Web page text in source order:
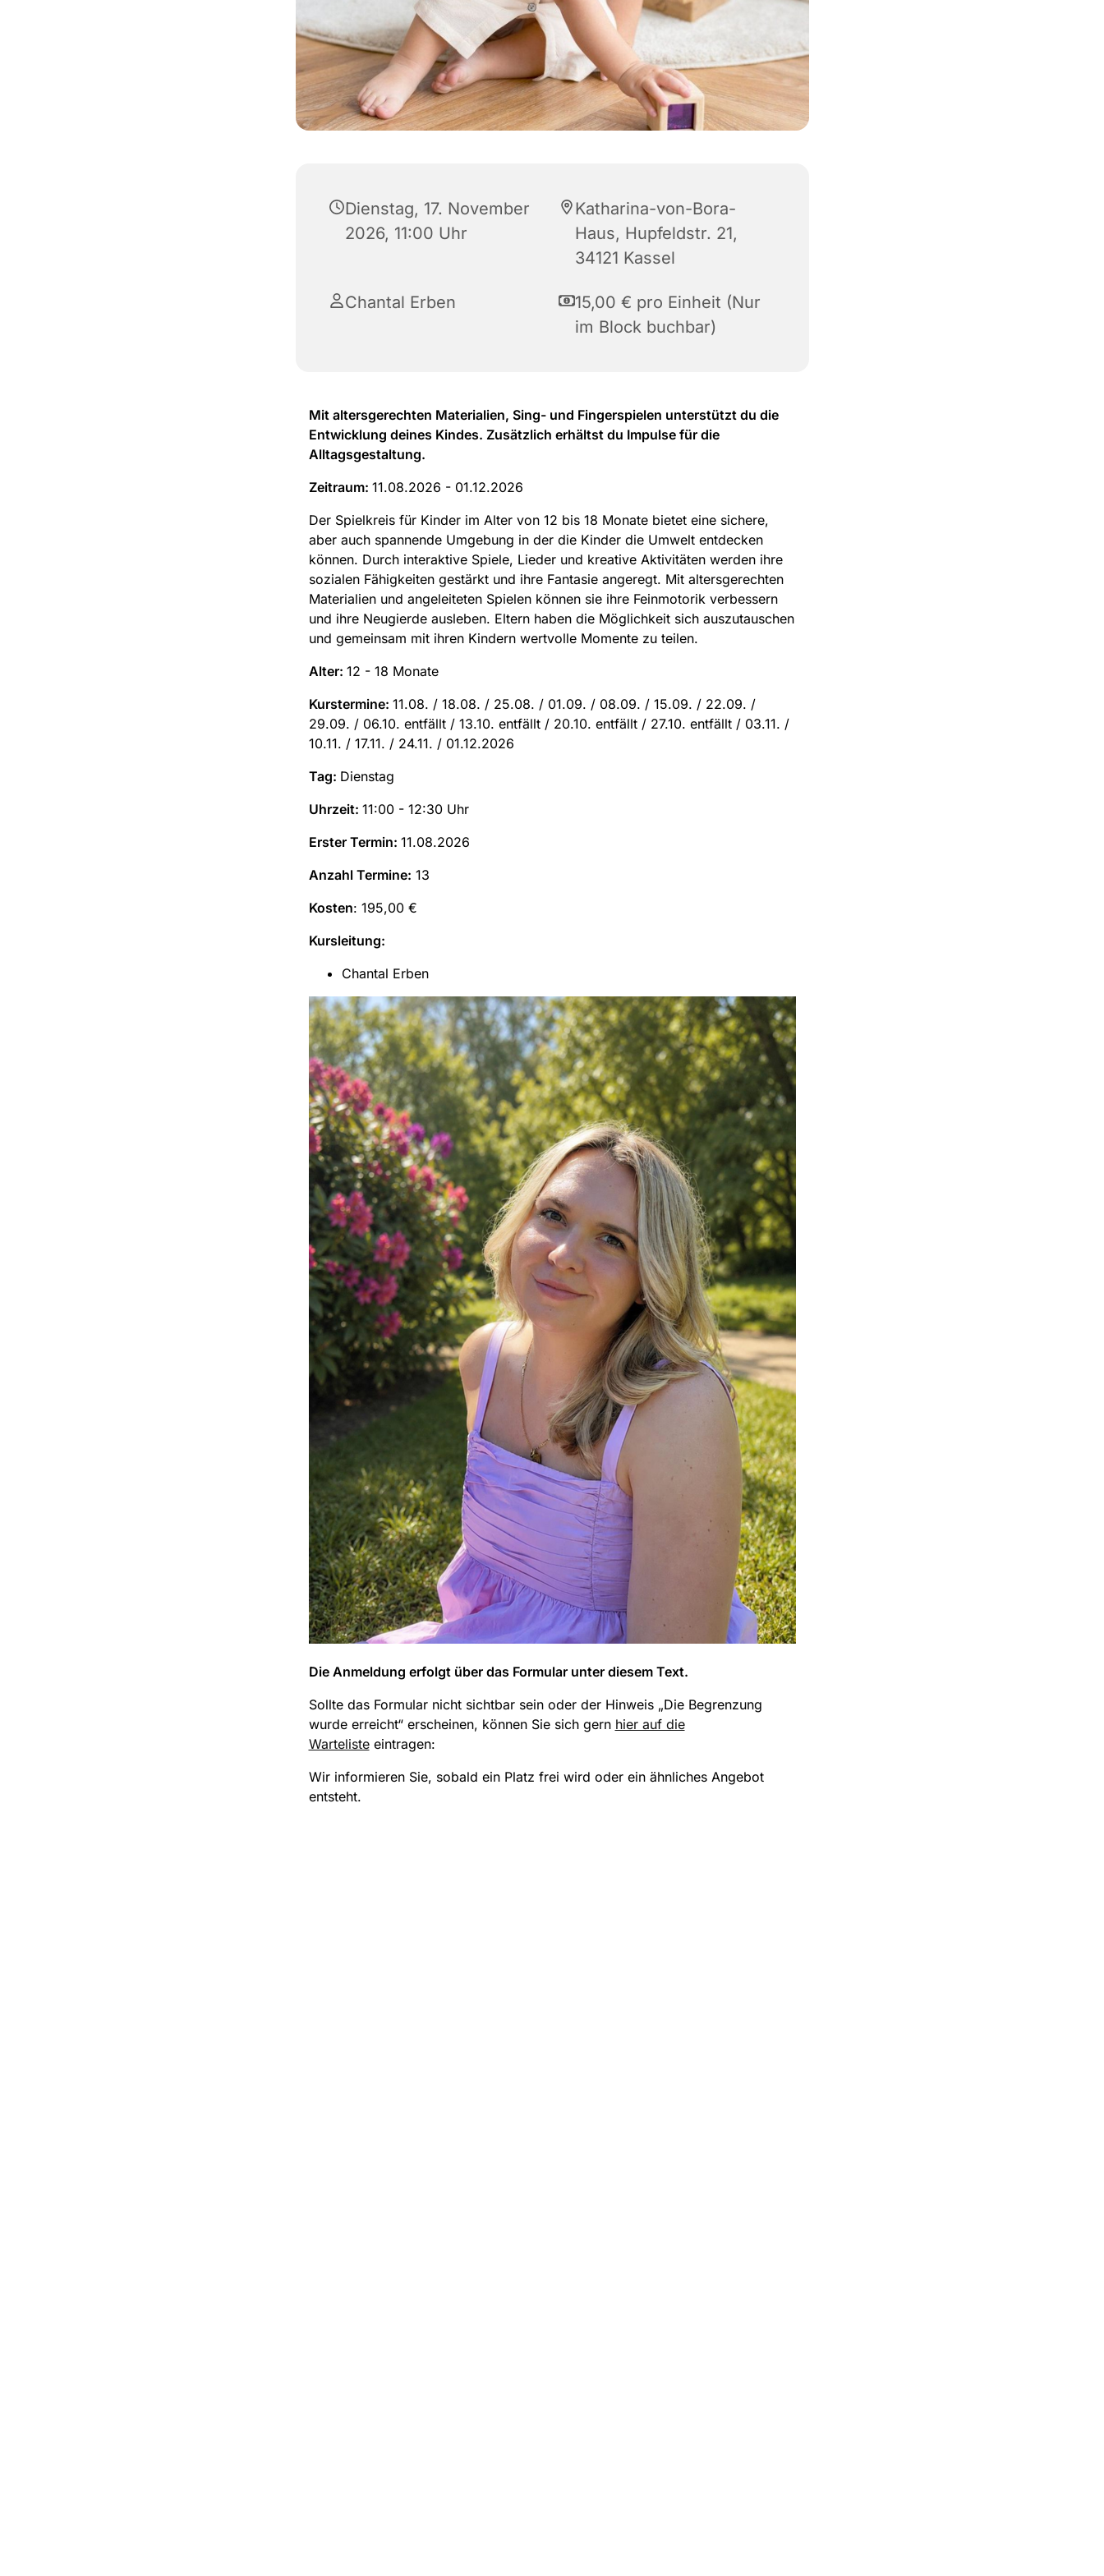
Dienstag, 17. November
2026, 11:00 Uhr
Katharina-von-Bora-
Haus, Hupfeldstr. 21,
34121 Kassel
Chantal Erben
15,00 € pro Einheit (Nur
im Block buchbar)
Mit altersgerechten Materialien, Sing- und Fingerspielen unterstützt du die
Entwicklung deines Kindes. Zusätzlich erhältst du Impulse für die
Alltagsgestaltung.
Zeitraum: 11.08.2026 - 01.12.2026
Der Spielkreis für Kinder im Alter von 12 bis 18 Monate bietet eine sichere,
aber auch spannende Umgebung in der die Kinder die Umwelt entdecken
können. Durch interaktive Spiele, Lieder und kreative Aktivitäten werden ihre
sozialen Fähigkeiten gestärkt und ihre Fantasie angeregt. Mit altersgerechten
Materialien und angeleiteten Spielen können sie ihre Feinmotorik verbessern
und ihre Neugierde ausleben. Eltern haben die Möglichkeit sich auszutauschen
und gemeinsam mit ihren Kindern wertvolle Momente zu teilen.
Alter: 12 - 18 Monate
Kurstermine: 11.08. / 18.08. / 25.08. / 01.09. / 08.09. / 15.09. / 22.09. /
29.09. / 06.10. entfällt / 13.10. entfällt / 20.10. entfällt / 27.10. entfällt / 03.11. /
10.11. / 17.11. / 24.11. / 01.12.2026
Tag: Dienstag
Uhrzeit: 11:00 - 12:30 Uhr
Erster Termin: 11.08.2026
Anzahl Termine: 13
Kosten: 195,00 €
Kursleitung:
Chantal Erben
Die Anmeldung erfolgt über das Formular unter diesem Text.
Sollte das Formular nicht sichtbar sein oder der Hinweis „Die Begrenzung
wurde erreicht“ erscheinen, können Sie sich gern hier auf die
Wartelisteeintragen:
Wir informieren Sie, sobald ein Platz frei wird oder ein ähnliches Angebot
entsteht.